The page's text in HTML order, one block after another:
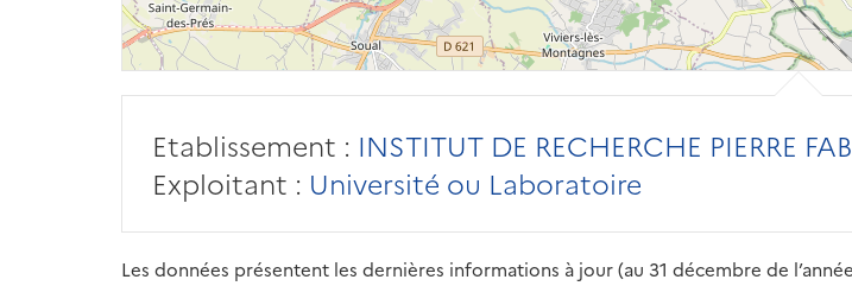
Etablissement : INSTITUT DE RECHERCHE PIERRE
Exploitant : Université ou Laboratoire
Les données présentent les dernières informations à jour (au 31 décembre de